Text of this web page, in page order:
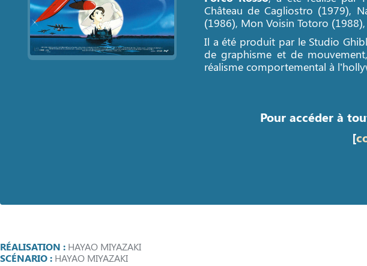
Château de Cagliostro (1979),
(1986), Mon Voisin Totoro
Il a été produit par le Studio
de graphisme et de
réalisme comportemental à
Pour accéder à
[
RÉALISATION : HAYAO MIYAZAKI
SCÉNARIO : HAYAO MIYAZAKI